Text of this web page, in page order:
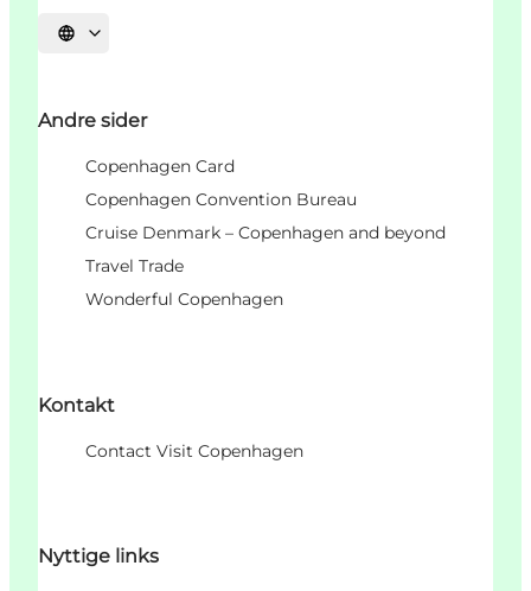
Vælg sprog
Andre sider
Copenhagen Card
Copenhagen Convention Bureau
Cruise Denmark – Copenhagen and beyond
Travel Trade
Wonderful Copenhagen
Kontakt
Contact Visit Copenhagen
Nyttige links